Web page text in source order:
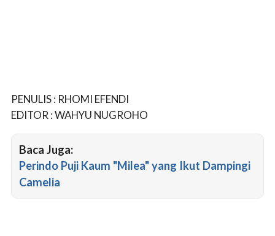
PENULIS : RHOMI EFENDI
EDITOR : WAHYU NUGROHO
Baca Juga:
Perindo Puji Kaum "Milea" yang Ikut Dampingi
Camelia